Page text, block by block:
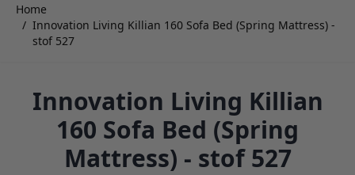
Home
/ Innovation Living Killian 160 Sofa Bed (Spring Mattress) -
stof 527
Innovation Living Killian
160 Sofa Bed (Spring
Mattress) - stof 527